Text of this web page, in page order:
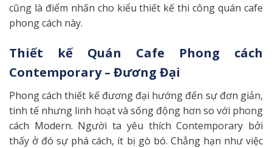
cũng là điểm nhấn cho kiểu thiết kế thi công quán cafe
phong cách này.
Thiết kế Quán Cafe Phong cách
Contemporary – Đương Đại
Phong cách thiết kế đương đại hướng đến sự đơn giản,
tinh tế nhưng linh hoạt và sống động hơn so với phong
cách Modern. Người ta yêu thích Contemporary bởi
thấy ở đó sự phá cách, ít bị gò bó. Chẳng hạn như việc